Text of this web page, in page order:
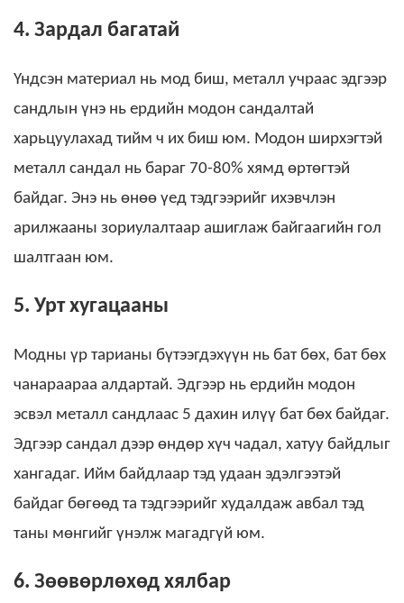
4. Зардал багатай
Үндсэн материал нь мод биш, металл учраас эдгээр
сандлын үнэ нь ердийн модон сандалтай
харьцуулахад тийм ч их биш юм. Модон ширхэгтэй
металл сандал нь бараг 70-80% хямд өртөгтэй
байдаг. Энэ нь өнөө үед тэдгээрийг ихэвчлэн
арилжааны зориулалтаар ашиглаж байгаагийн гол
шалтгаан юм.
5. Урт хугацааны
Модны үр тарианы бүтээгдэхүүн нь бат бөх, бат бөх
чанараараа алдартай. Эдгээр нь ердийн модон
эсвэл металл сандлаас 5 дахин илүү бат бөх байдаг.
Эдгээр сандал дээр өндөр хүч чадал, хатуу байдлыг
хангадаг. Ийм байдлаар тэд удаан эдэлгээтэй
байдаг бөгөөд та тэдгээрийг худалдаж авбал тэд
таны мөнгийг үнэлж магадгүй юм.
6. Зөөвөрлөхөд хялбар